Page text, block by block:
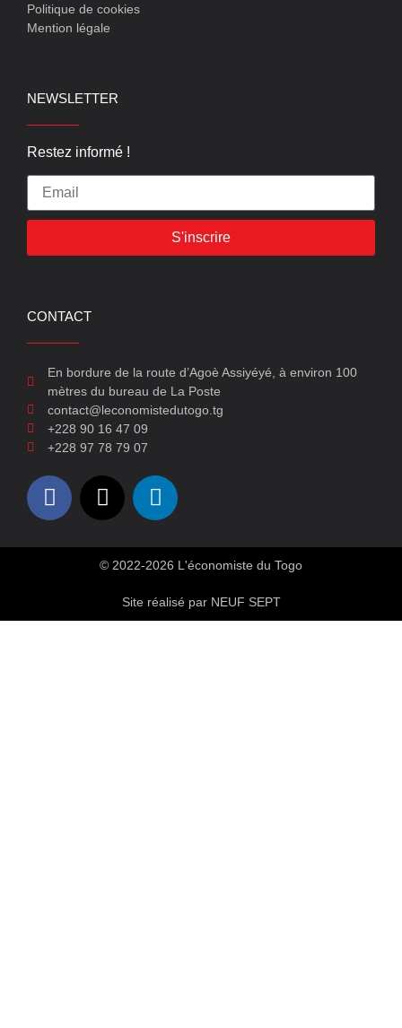
Politique de cookies
Mention légale
NEWSLETTER
Restez informé !
S'inscrire
CONTACT
En bordure de la route d’Agoè Assiyéyé, à environ 100
mètres du bureau de La Poste
contact@leconomistedutogo.tg
+228 90 16 47 09
+228 97 78 79 07
© 2022-2026 L'économiste du Togo
Site réalisé par NEUF SEPT